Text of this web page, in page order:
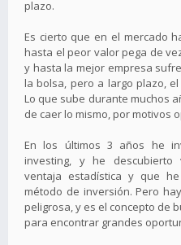
plazo.
Es cierto que en el mercado
hasta el peor valor pega de
y hasta la mejor empresa
la bolsa, pero a largo plazo,
Lo que sube durante muchos
de caer lo mismo, por motivos
En los últimos 3 años he
investing, y he descubierto
ventaja estadística y que
método de inversión. Pero
peligrosa, y es el concepto de
para encontrar grandes